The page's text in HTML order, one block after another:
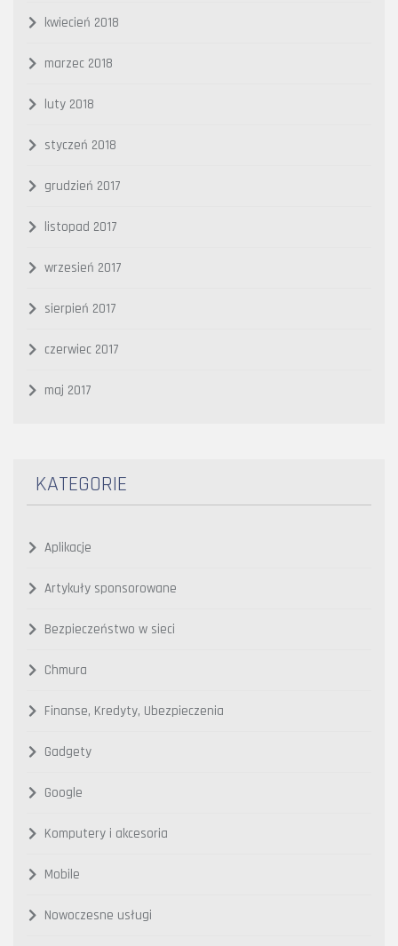
kwiecień 2018
marzec 2018
luty 2018
styczeń 2018
grudzień 2017
listopad 2017
wrzesień 2017
sierpień 2017
czerwiec 2017
maj 2017
KATEGORIE
Aplikacje
Artykuły sponsorowane
Bezpieczeństwo w sieci
Chmura
Finanse, Kredyty, Ubezpieczenia
Gadgety
Google
Komputery i akcesoria
Mobile
Nowoczesne usługi